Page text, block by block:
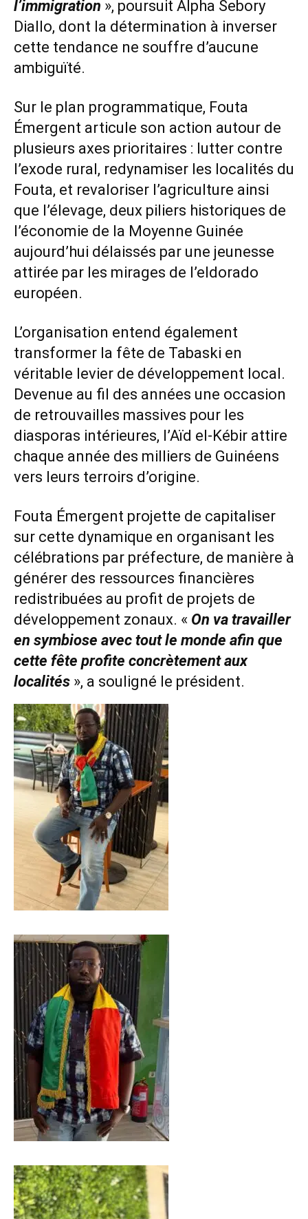
l’immigration », poursuit Alpha Sebory
Diallo, dont la détermination à inverser
cette tendance ne souffre d’aucune
ambiguïté.
Sur le plan programmatique, Fouta
Émergent articule son action autour de
plusieurs axes prioritaires : lutter contre
l’exode rural, redynamiser les localités du
Fouta, et revaloriser l’agriculture ainsi
que l’élevage, deux piliers historiques de
l’économie de la Moyenne Guinée
aujourd’hui délaissés par une jeunesse
attirée par les mirages de l’eldorado
européen.
L’organisation entend également
transformer la fête de Tabaski en
véritable levier de développement local.
Devenue au fil des années une occasion
de retrouvailles massives pour les
diasporas intérieures, l’Aïd el-Kébir attire
chaque année des milliers de Guinéens
vers leurs terroirs d’origine.
Fouta Émergent projette de capitaliser
sur cette dynamique en organisant les
célébrations par préfecture, de manière à
générer des ressources financières
redistribuées au profit de projets de
développement zonaux. « On va travailler
en symbiose avec tout le monde afin que
cette fête profite concrètement aux
localités », a souligné le président.